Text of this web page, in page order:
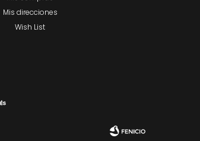
Mis direcciones
Wish List